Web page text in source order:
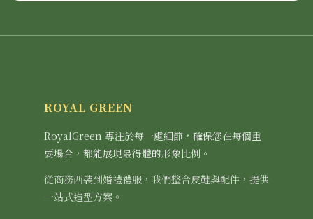
ROYAL GREEN
RoyalGreen 專注於每一處細節，確保您在每個重
要場合，都能展現最得體的形象比例。
從商務西裝到婚禮禮服，我們整合皮鞋與配件，提供
一站式造型方案。